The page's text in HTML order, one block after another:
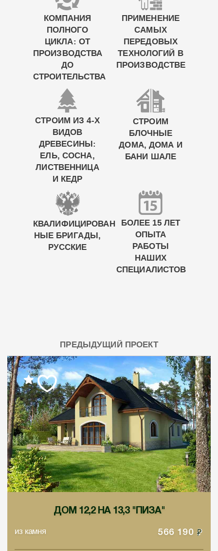
КОМПАНИЯ
ПОЛНОГО
ЦИКЛА: ОТ
ПРОИЗВОДСТВА
ДО
СТРОИТЕЛЬСТВА
ПРИМЕНЕНИЕ
САМЫХ
ПЕРЕДОВЫХ
ТЕХНОЛОГИЙ В
ПРОИЗВОДСТВЕ
СТРОИМ ИЗ 4-Х
ВИДОВ
ДРЕВЕСИНЫ:
ЕЛЬ, СОСНА,
ЛИСТВЕННИЦА
И КЕДР
СТРОИМ
БЛОЧНЫЕ
ДОМА, ДОМА И
БАНИ ШАЛЕ
КВАЛИФИЦИРОВАН
НЫЕ БРИГАДЫ,
РУССКИЕ
БОЛЕЕ 15 ЛЕТ
ОПЫТА
РАБОТЫ
НАШИХ
СПЕЦИАЛИСТОВ
ПРЕДЫДУЩИЙ ПРОЕКТ
ДОМ 12,2 НА 13,3 "ПИЗА"
из камня 566 190